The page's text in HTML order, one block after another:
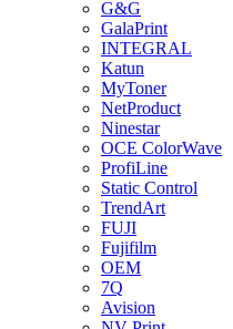
G&G
GalaPrint
INTEGRAL
Katun
MyToner
NetProduct
Ninestar
OCE ColorWave
ProfiLine
Static Control
TrendArt
FUJI
Fujifilm
OEM
7Q
Avision